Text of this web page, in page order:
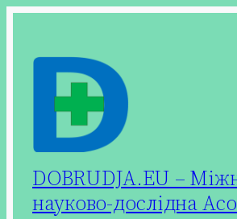
вмісту
DOBRUDJA.EU –
науково-дослідна